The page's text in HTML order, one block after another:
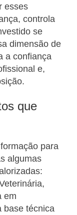
esses
controla
se
dimensão de
a confiança
e,
que
para
algumas
em
base técnica